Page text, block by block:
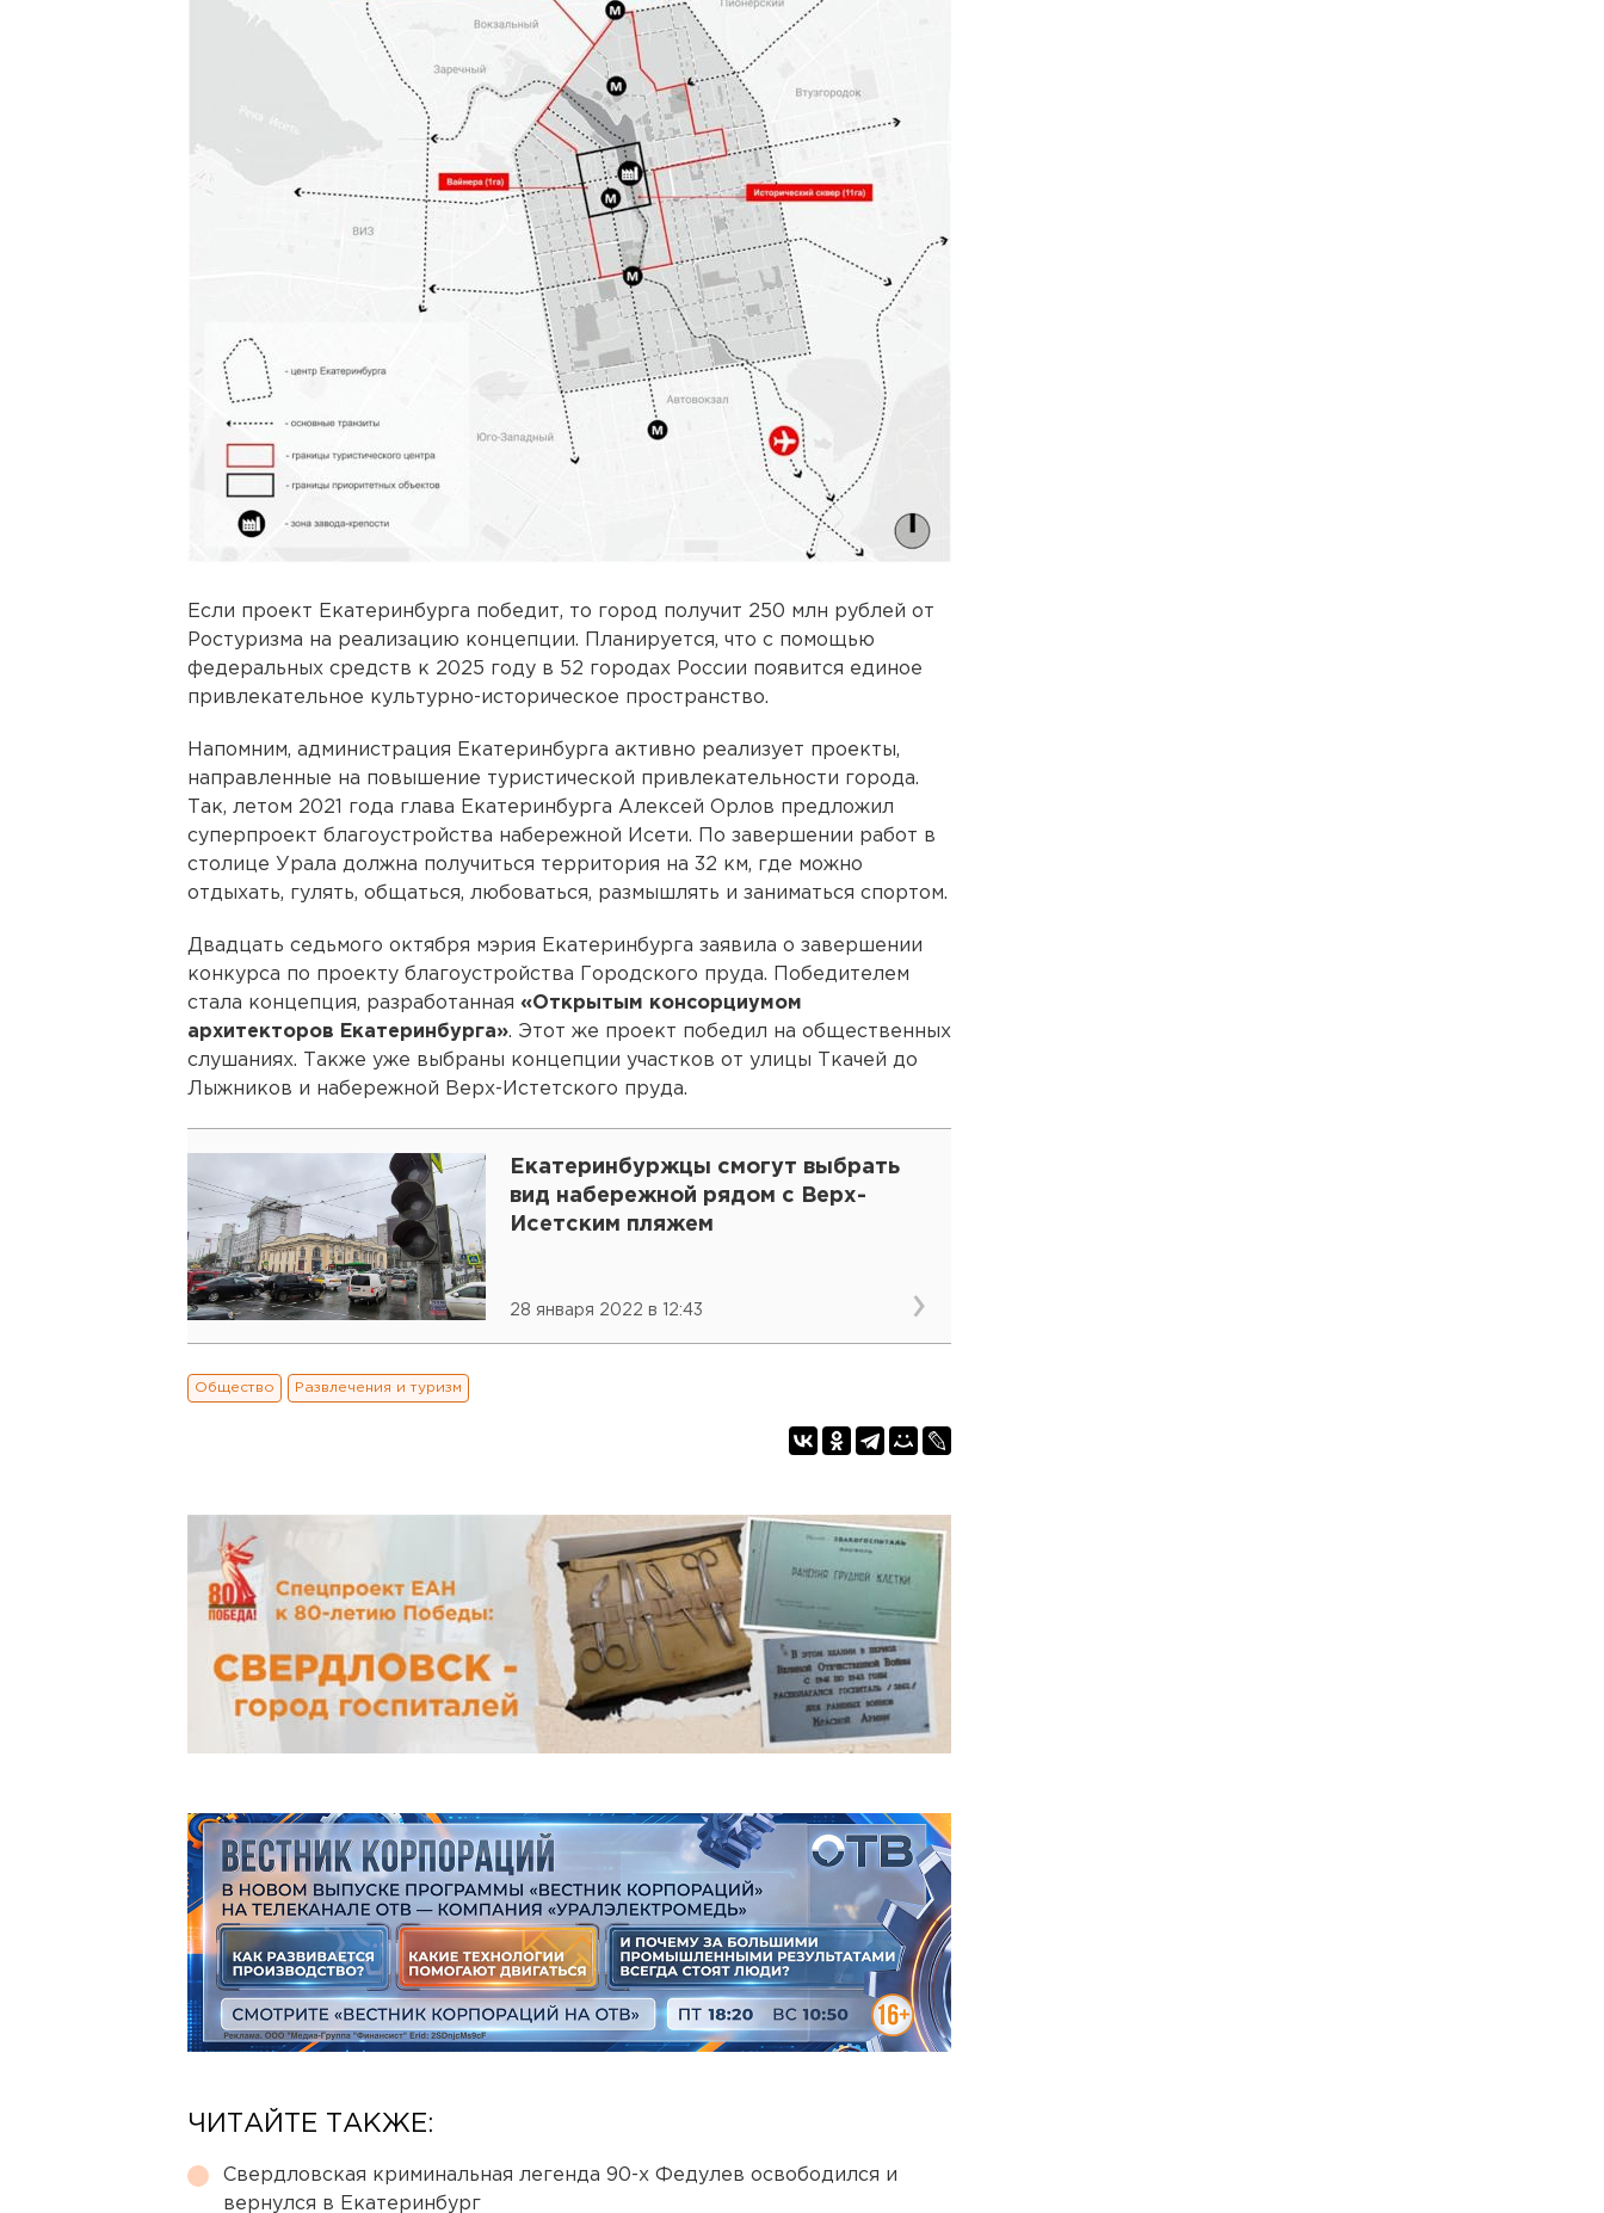
Если проект Екатеринбурга победит, то город получит 250 млн рублей от
Ростуризма на реализацию концепции. Планируется, что с помощью
федеральных средств к 2025 году в 52 городах России появится единое
привлекательное культурно-историческое пространство.
Напомним, администрация Екатеринбурга активно реализует проекты,
направленные на повышение туристической привлекательности города.
Так, летом 2021 года глава Екатеринбурга Алексей Орлов предложил
суперпроект благоустройства набережной Исети. По завершении работ в
столице Урала должна получиться территория на 32 км, где можно
отдыхать, гулять, общаться, любоваться, размышлять и заниматься спортом.
Двадцать седьмого октября мэрия Екатеринбурга заявила о завершении
конкурса по проекту благоустройства Городского пруда. Победителем
стала концепция, разработанная «Открытым консорциумом
архитекторов Екатеринбурга». Этот же проект победил на общественных
слушаниях. Также уже выбраны концепции участков от улицы Ткачей до
Лыжников и набережной Верх-Истетского пруда.
Екатеринбуржцы смогут выбрать
вид набережной рядом с Верх-
Исетским пляжем
28 января 2022 в 12:43
Общество Развлечения и туризм
ЧИТАЙТЕ ТАКЖЕ:
Свердловская криминальная легенда 90-х Федулев освободился и
вернулся в Екатеринбург